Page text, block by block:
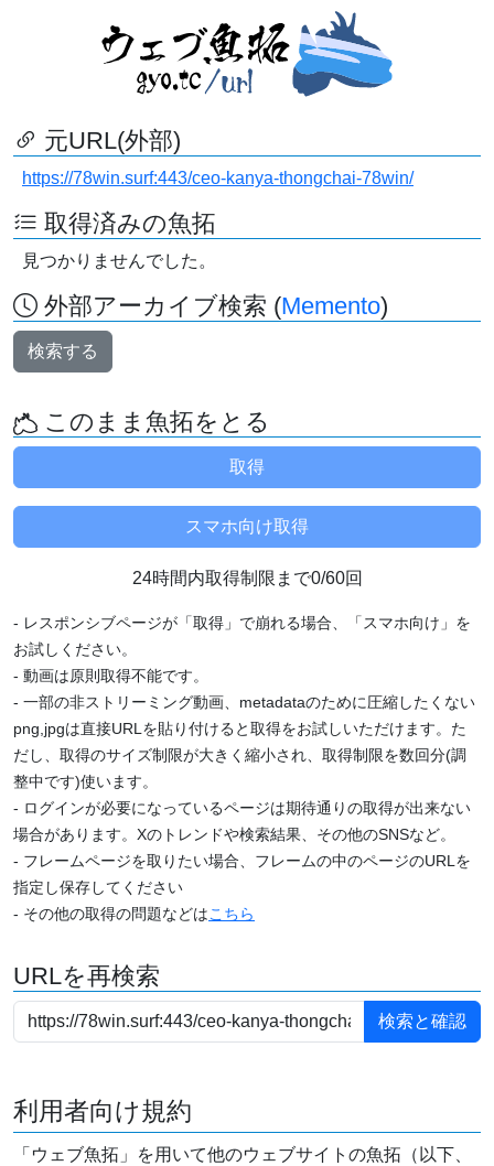
元URL(外部)
https://78win.surf:443/ceo-kanya-thongchai-78win/
取得済みの魚拓
見つかりませんでした。
外部アーカイブ検索 (Memento)
検索する
このまま魚拓をとる
24時間内取得制限まで0/60回
- レスポンシブページが「取得」で崩れる場合、「スマホ向け」を
お試しください。
- 動画は原則取得不能です。
- 一部の非ストリーミング動画、metadataのために圧縮したくない
png,jpgは直接URLを貼り付けると取得をお試しいただけます。た
だし、取得のサイズ制限が大きく縮小され、取得制限を数回分(調
整中です)使います。
- ログインが必要になっているページは期待通りの取得が出来ない
場合があります。Xのトレンドや検索結果、その他のSNSなど。
- フレームページを取りたい場合、フレームの中のページのURLを
指定し保存してください
- その他の取得の問題などはこちら
URLを再検索
利用者向け規約
「ウェブ魚拓」を用いて他のウェブサイトの魚拓（以下、